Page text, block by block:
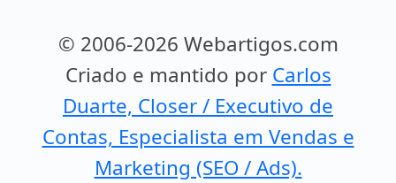
© 2006-2026 Webartigos.com
Criado e mantido por Carlos
Duarte, Closer / Executivo de
Contas, Especialista em Vendas e
Marketing (SEO / Ads).